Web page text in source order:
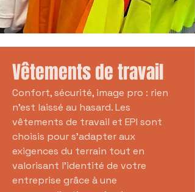
Vêtements de travail
Confort, sécurité, image pro : rien
n’est laissé au hasard. Les
vêtements de travail et EPI sont
choisis pour s’adapter aux
exigences du terrain tout en
valorisant l’identité de votre
entreprise grâce à une